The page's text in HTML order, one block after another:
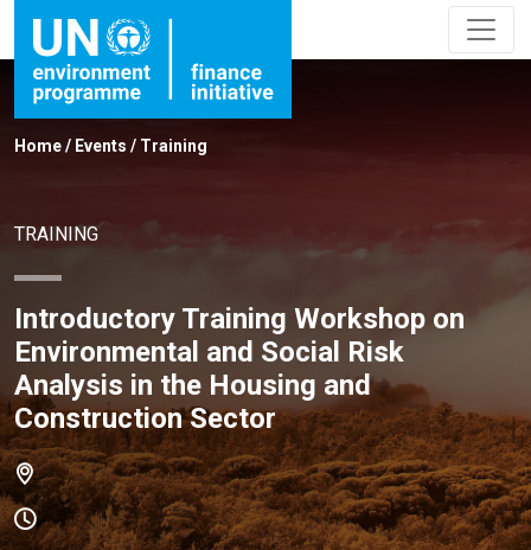
Home/ Events / Training
TRAINING
Introductory Training Workshop on
Environmental and Social Risk
Analysis in the Housing and
Construction Sector